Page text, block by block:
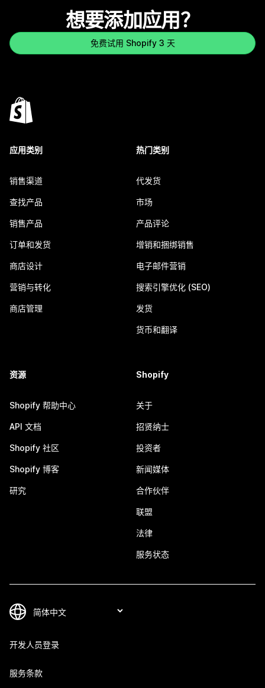
想要添加应用？
免费试用 Shopify 3 天
应用类别
销售渠道
查找产品
销售产品
订单和发货
商店设计
营销与转化
商店管理
热门类别
代发货
市场
产品评论
增销和捆绑销售
电子邮件营销
搜索引擎优化 (SEO)
发货
货币和翻译
资源
Shopify 帮助中心
API 文档
Shopify 社区
Shopify 博客
研究
Shopify
关于
招贤纳士
投资者
新闻媒体
合作伙伴
联盟
法律
服务状态
开发人员登录
服务条款